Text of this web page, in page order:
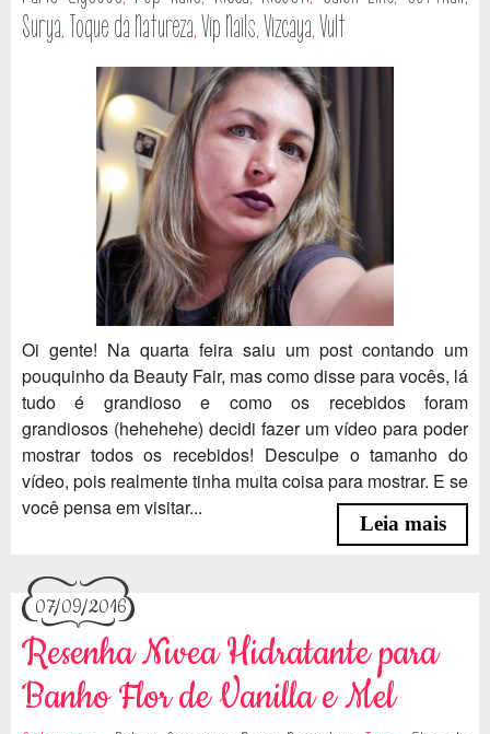
Surya, Toque da Natureza,Vip Nails,Vizcaya,Vult
Oi gente! Na quarta feira saiu um post contando um
pouquinho da Beauty Fair, mas como disse para vocês, lá
tudo é grandioso e como os recebidos foram
grandiosos (hehehehe) decidi fazer um vídeo para poder
mostrar todos os recebidos! Desculpe o tamanho do
vídeo, pois realmente tinha muita coisa para mostrar. E se
você pensa em visitar...
Leia mais
07/09/2016
Resenha Nivea Hidratante para
Banho Flor de Vanilla e Mel